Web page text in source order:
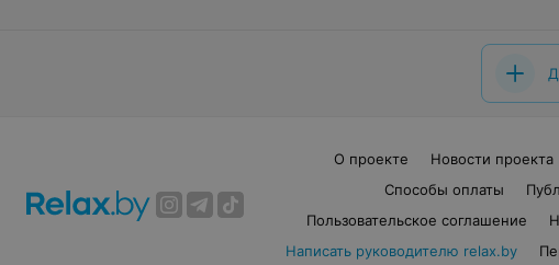
О проекте Новости проекта
Способы оплаты
Пользовательское соглашение
Написать руководителю relax.by